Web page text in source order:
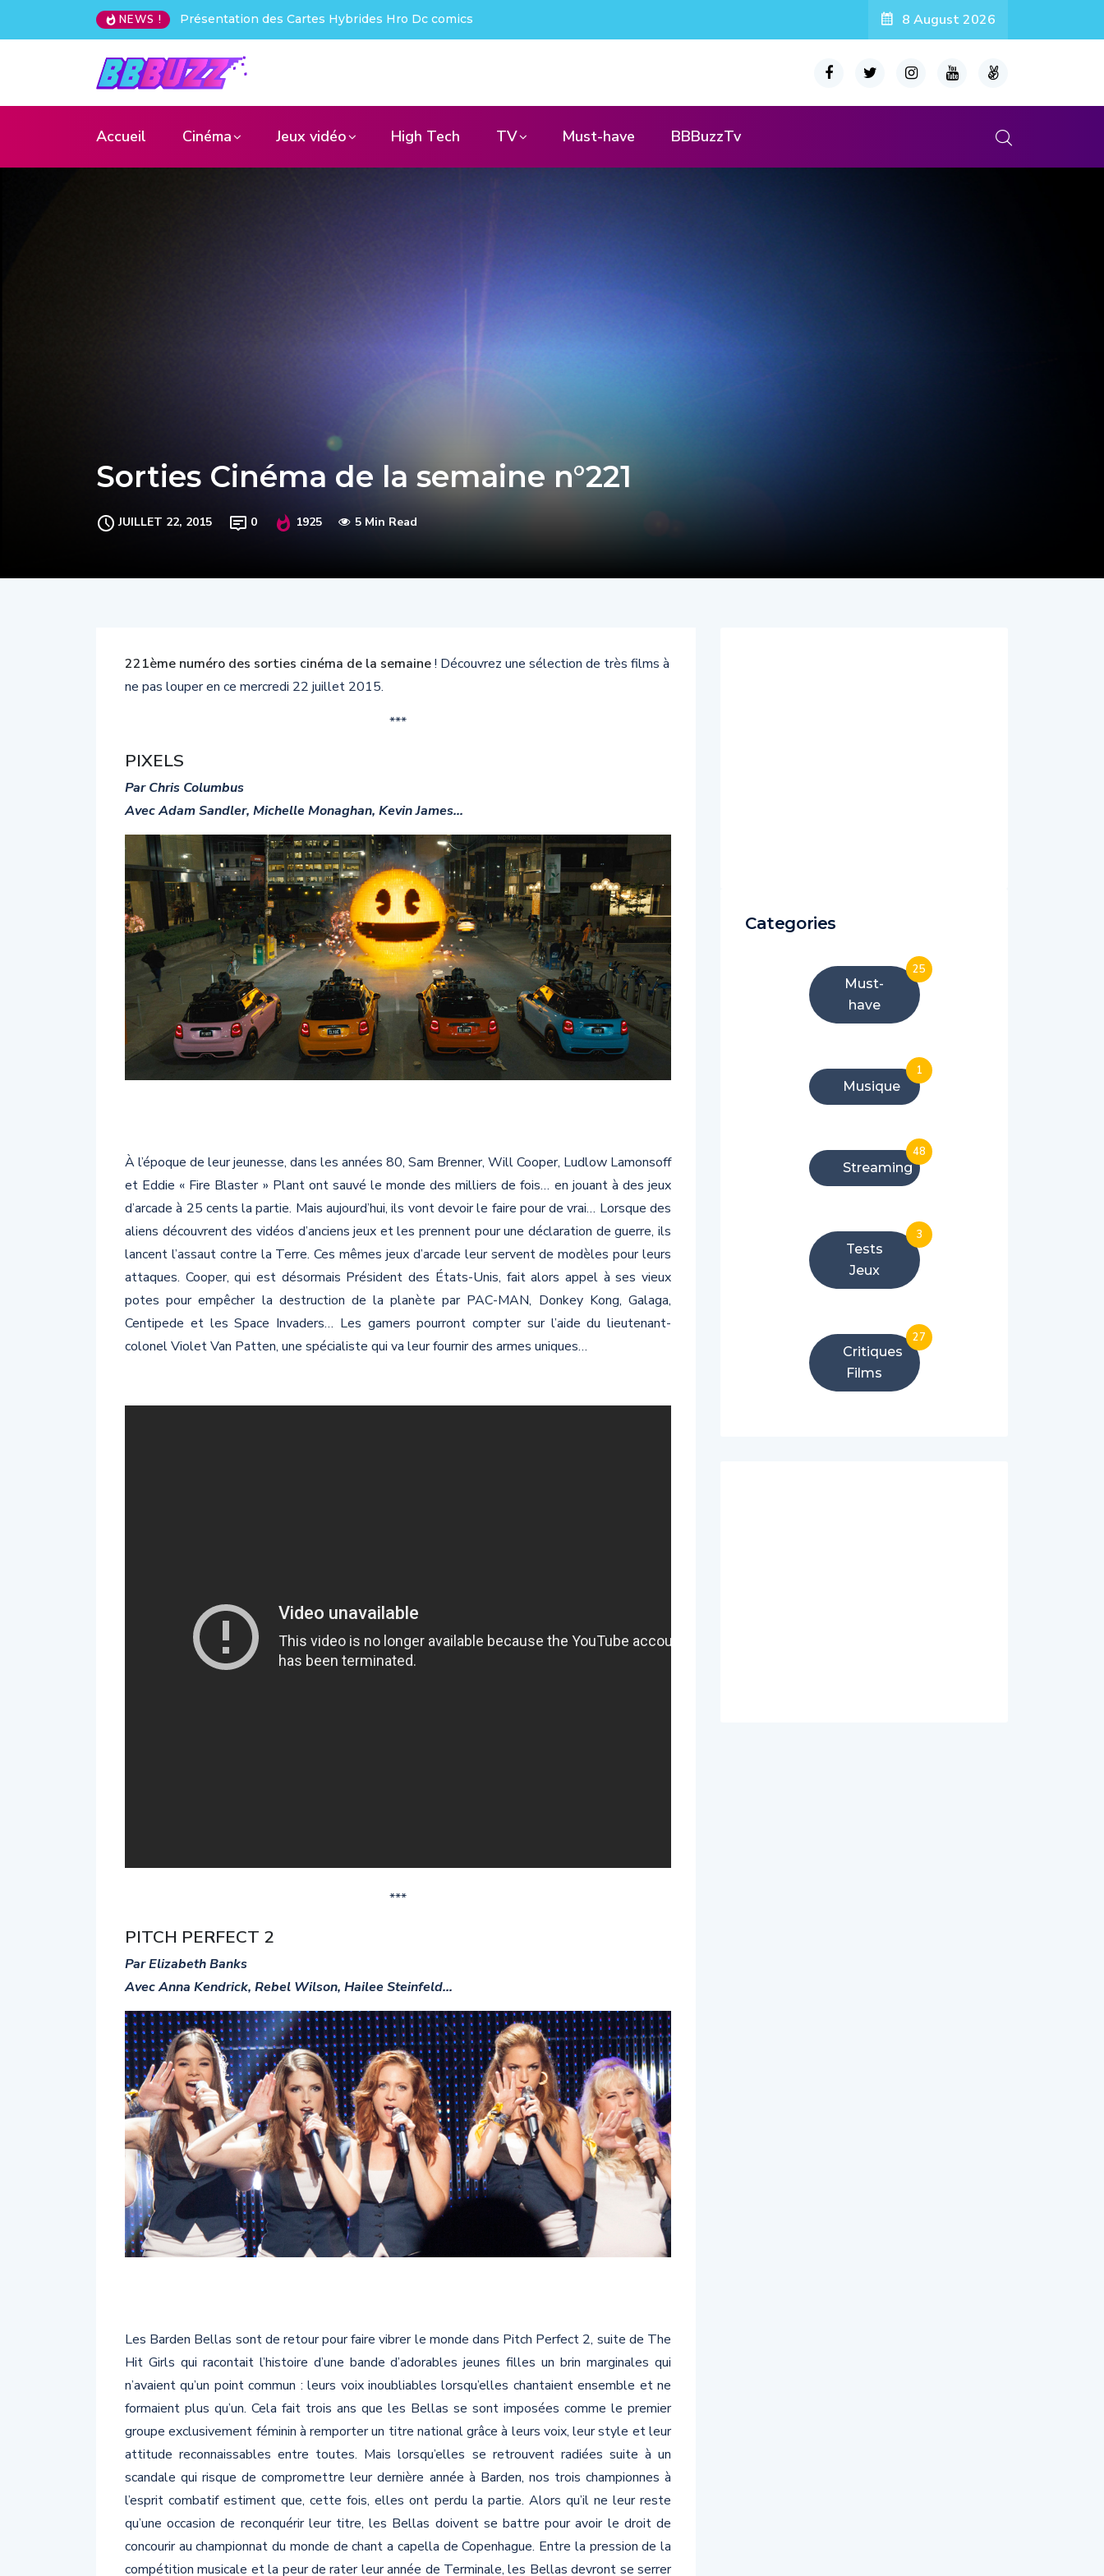
NEWS ! Test Wanbo ToGo Pro : le vidéoprojecteur nomade qui déchire ! 8 August 2026
Accueil Cinéma Jeux vidéo High Tech TV Must-have BBBuzzTv
Sorties Cinéma de la semaine n°221
JUILLET 22, 2015 0 1925 5 Min Read
221ème numéro des sorties cinéma de la semaine! Découvrez une sélection de très films à
ne pas louper en ce mercredi 22 juillet 2015.
***
PIXELS
Par Chris Columbus
Avec Adam Sandler, Michelle Monaghan, Kevin James…
À l’époque de leur jeunesse, dans les années 80, Sam Brenner, Will Cooper, Ludlow Lamonsoff
et Eddie « Fire Blaster » Plant ont sauvé le monde des milliers de fois… en jouant à des jeux
d’arcade à 25 cents la partie. Mais aujourd’hui, ils vont devoir le faire pour de vrai… Lorsque des
aliens découvrent des vidéos d’anciens jeux et les prennent pour une déclaration de guerre, ils
lancent l’assaut contre la Terre. Ces mêmes jeux d’arcade leur servent de modèles pour leurs
attaques. Cooper, qui est désormais Président des États-Unis, fait alors appel à ses vieux
potes pour empêcher la destruction de la planète par PAC-MAN, Donkey Kong, Galaga,
Centipede et les Space Invaders… Les gamers pourront compter sur l’aide du lieutenant-
colonel Violet Van Patten, une spécialiste qui va leur fournir des armes uniques…
***
PITCH PERFECT 2
Par Elizabeth Banks
Avec Anna Kendrick, Rebel Wilson, Hailee Steinfeld…
Les Barden Bellas sont de retour pour faire vibrer le monde dans Pitch Perfect 2, suite de The
Hit Girls qui racontait l’histoire d’une bande d’adorables jeunes filles un brin marginales qui
n’avaient qu’un point commun : leurs voix inoubliables lorsqu’elles chantaient ensemble et ne
formaient plus qu’un. Cela fait trois ans que les Bellas se sont imposées comme le premier
groupe exclusivement féminin à remporter un titre national grâce à leurs voix, leur style et leur
attitude reconnaissables entre toutes. Mais lorsqu’elles se retrouvent radiées suite à un
scandale qui risque de compromettre leur dernière année à Barden, nos trois championnes à
l’esprit combatif estiment que, cette fois, elles ont perdu la partie. Alors qu’il ne leur reste
qu’une occasion de reconquérir leur titre, les Bellas doivent se battre pour avoir le droit de
concourir au championnat du monde de chant a capella de Copenhague. Entre la pression de la
compétition musicale et la peur de rater leur année de Terminale, les Bellas devront se serrer
Categories
Must-
have
25
Musique
1
Streaming
48
Tests
Jeux
3
Critiques
Films
27